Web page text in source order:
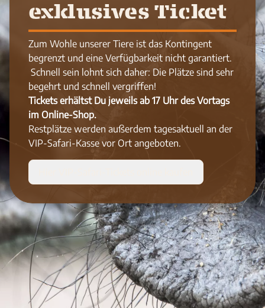
exklusives Ticket
Zum Wohle unserer Tiere ist das Kontingent
begrenzt und eine Verfügbarkeit nicht garantiert.
Schnell sein lohnt sich daher: Die Plätze sind sehr
begehrt und schnell vergriffen!
Tickets erhältst Du jeweils ab 17 Uhr des Vortags
im Online-Shop.
Restplätze werden außerdem tagesaktuell an der
VIP-Safari-Kasse vor Ort angeboten.